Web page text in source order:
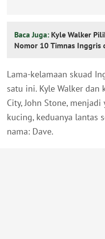
Baca Juga: Kyle Walker
Nomor 10 Timnas Inggris
Lama-kelamaan skuad
satu ini. Kyle Walker dan
City, John Stone,
kucing, keduanya lantas
nama: Dave.